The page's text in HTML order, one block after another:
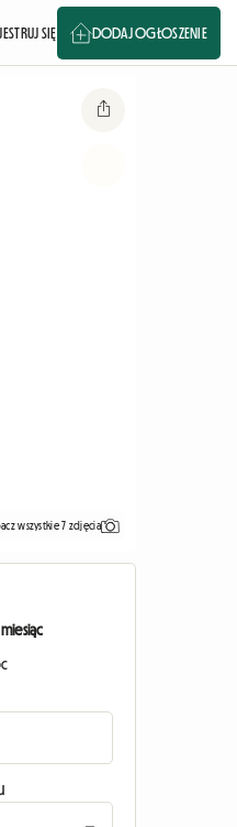
SIĘ DODAJ OGŁOSZENIE
wszystkie 7 zdjęcia